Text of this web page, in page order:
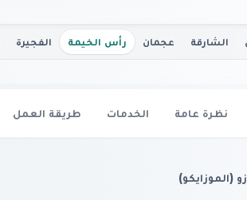
الشارقة عجمان رأس الخيمة الفجيرة
نظرة عامة الخدمات طريقة العمل
(الموزايكو)